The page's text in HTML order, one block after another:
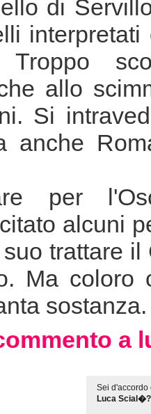
di
interpretati
allo
Si
anche
per
alcuni
trattare il
Ma coloro
a
Sei d'accordo
Luca Scial�?